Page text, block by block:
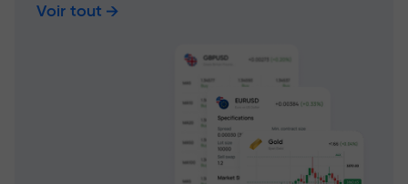
Voir tout